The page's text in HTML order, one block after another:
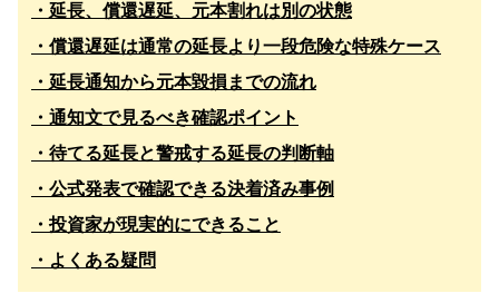
・延長、償還遅延、元本割れは別の状態
・償還遅延は通常の延長より一段危険な特殊ケース
・延長通知から元本毀損までの流れ
・通知文で見るべき確認ポイント
・待てる延長と警戒する延長の判断軸
・公式発表で確認できる決着済み事例
・投資家が現実的にできること
・よくある疑問